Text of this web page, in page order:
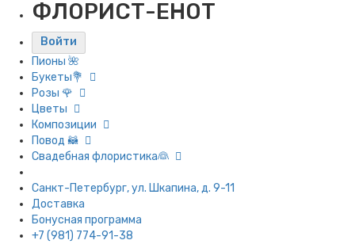
ФЛОРИСТ-ЕНОТ
Войти
Пионы 🌺
Букеты💐
Розы 🌹
Цветы
Композиции
Повод 🦝
Свадебная флористика👰
Санкт-Петербург, ул. Шкапина, д. 9-11
Доставка
Бонусная программа
+7 (981) 774-91-38